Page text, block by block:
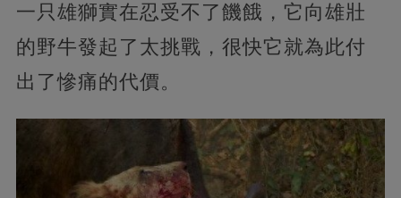
一只雄獅實在忍受不了饑餓，它向雄壯
的野牛發起了太挑戰，很快它就為此付
出了慘痛的代價。